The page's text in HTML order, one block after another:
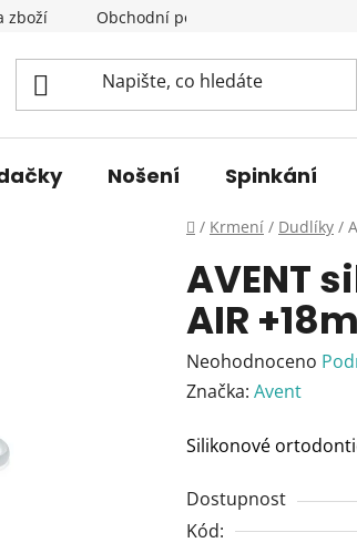
zboží Obchodní podmínky
Nošení Spinkání
Domů
/ Krmení / Dudlíky /
AVENT
AIR
Průměrné
hodnocení
je
z
5
Neohodnoceno
Značka: Avent
Silikonové
Dostupnost
Kód: